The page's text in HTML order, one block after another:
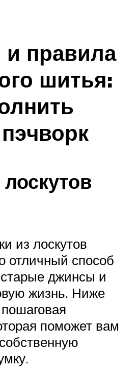
правила
шитья:
из лоскутов
отличный способ
джинсы и
жизнь. Ниже
поможет вам